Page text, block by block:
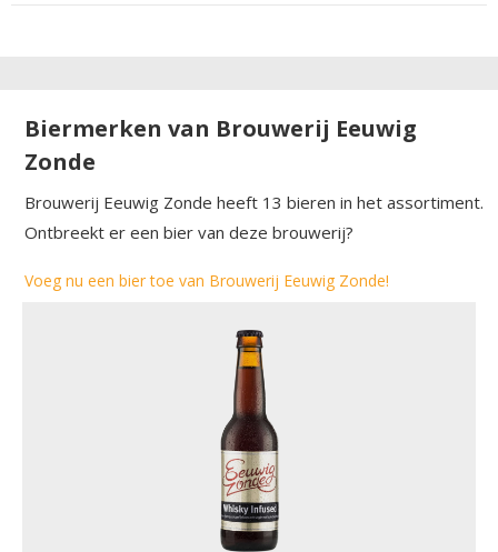
Biermerken van Brouwerij Eeuwig
Zonde
Brouwerij Eeuwig Zonde heeft 13 bieren in het assortiment.
Ontbreekt er een bier van deze brouwerij?
Voeg nu een bier toe van Brouwerij Eeuwig Zonde!